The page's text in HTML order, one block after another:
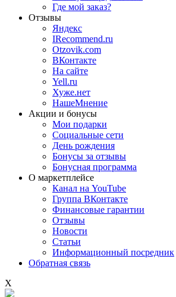
Где мой заказ?
Отзывы
Яндекс
IRecommend.ru
Otzovik.com
ВКонтакте
На сайте
Yell.ru
Хуже.нет
НашеМнение
Акции и бонусы
Мои подарки
Социальные сети
День рождения
Бонусы за отзывы
Бонусная программа
О маркетплейсе
Канал на YouTube
Группа ВКонтакте
Финансовые гарантии
Отзывы
Новости
Статьи
Информационный посредник
Обратная связь
X